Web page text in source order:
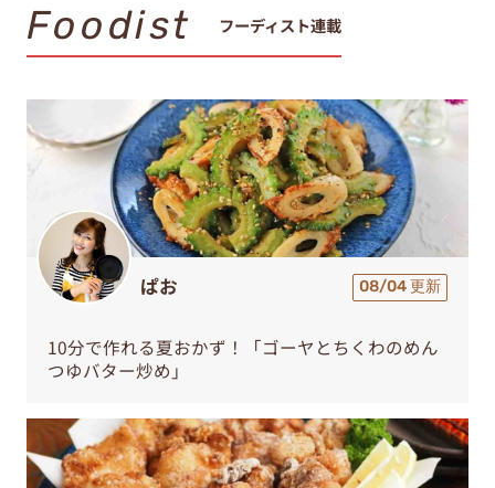
Foodist フーディスト連載
ぱお 08/04 更新
10分で作れる夏おかず！「ゴーヤとちくわのめん
つゆバター炒め」